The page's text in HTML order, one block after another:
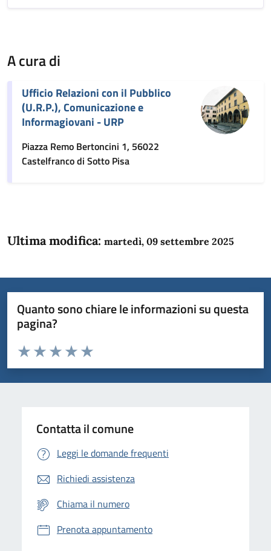
A cura di
Ufficio Relazioni con il Pubblico
(U.R.P.), Comunicazione e
Informagiovani - URP
Piazza Remo Bertoncini 1, 56022
Castelfranco di Sotto Pisa
Ultima modifica: martedì, 09 settembre 2025
Quanto sono chiare le informazioni su questa
pagina?
Domanda
Valuta da 1 a 5 stelle la pagina
Valuta 5 stelle su 5
Valuta 4 stelle su 5
Valuta 3 stelle su 5
Valuta 2 stelle su 5
Valuta 1 stelle su 5
Contatta il comune
Leggi le domande frequenti
Richiedi assistenza
Chiama il numero
Prenota appuntamento